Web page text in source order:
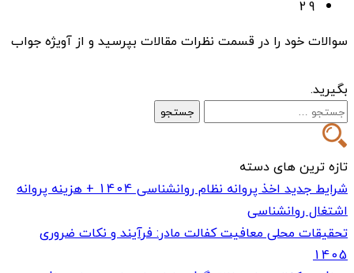
29
سوالات خود را در قسمت نظرات مقالات بپرسید و از آویژه جواب
بگیرید.
جستجو
برای:
تازه ترین های دسته
شرایط جدید اخذ پروانه نظام روانشناسی 1404 + هزینه پروانه
اشتغال روانشناسی
تحقیقات محلی معافیت کفالت مادر: فرآیند و نکات ضروری
1405